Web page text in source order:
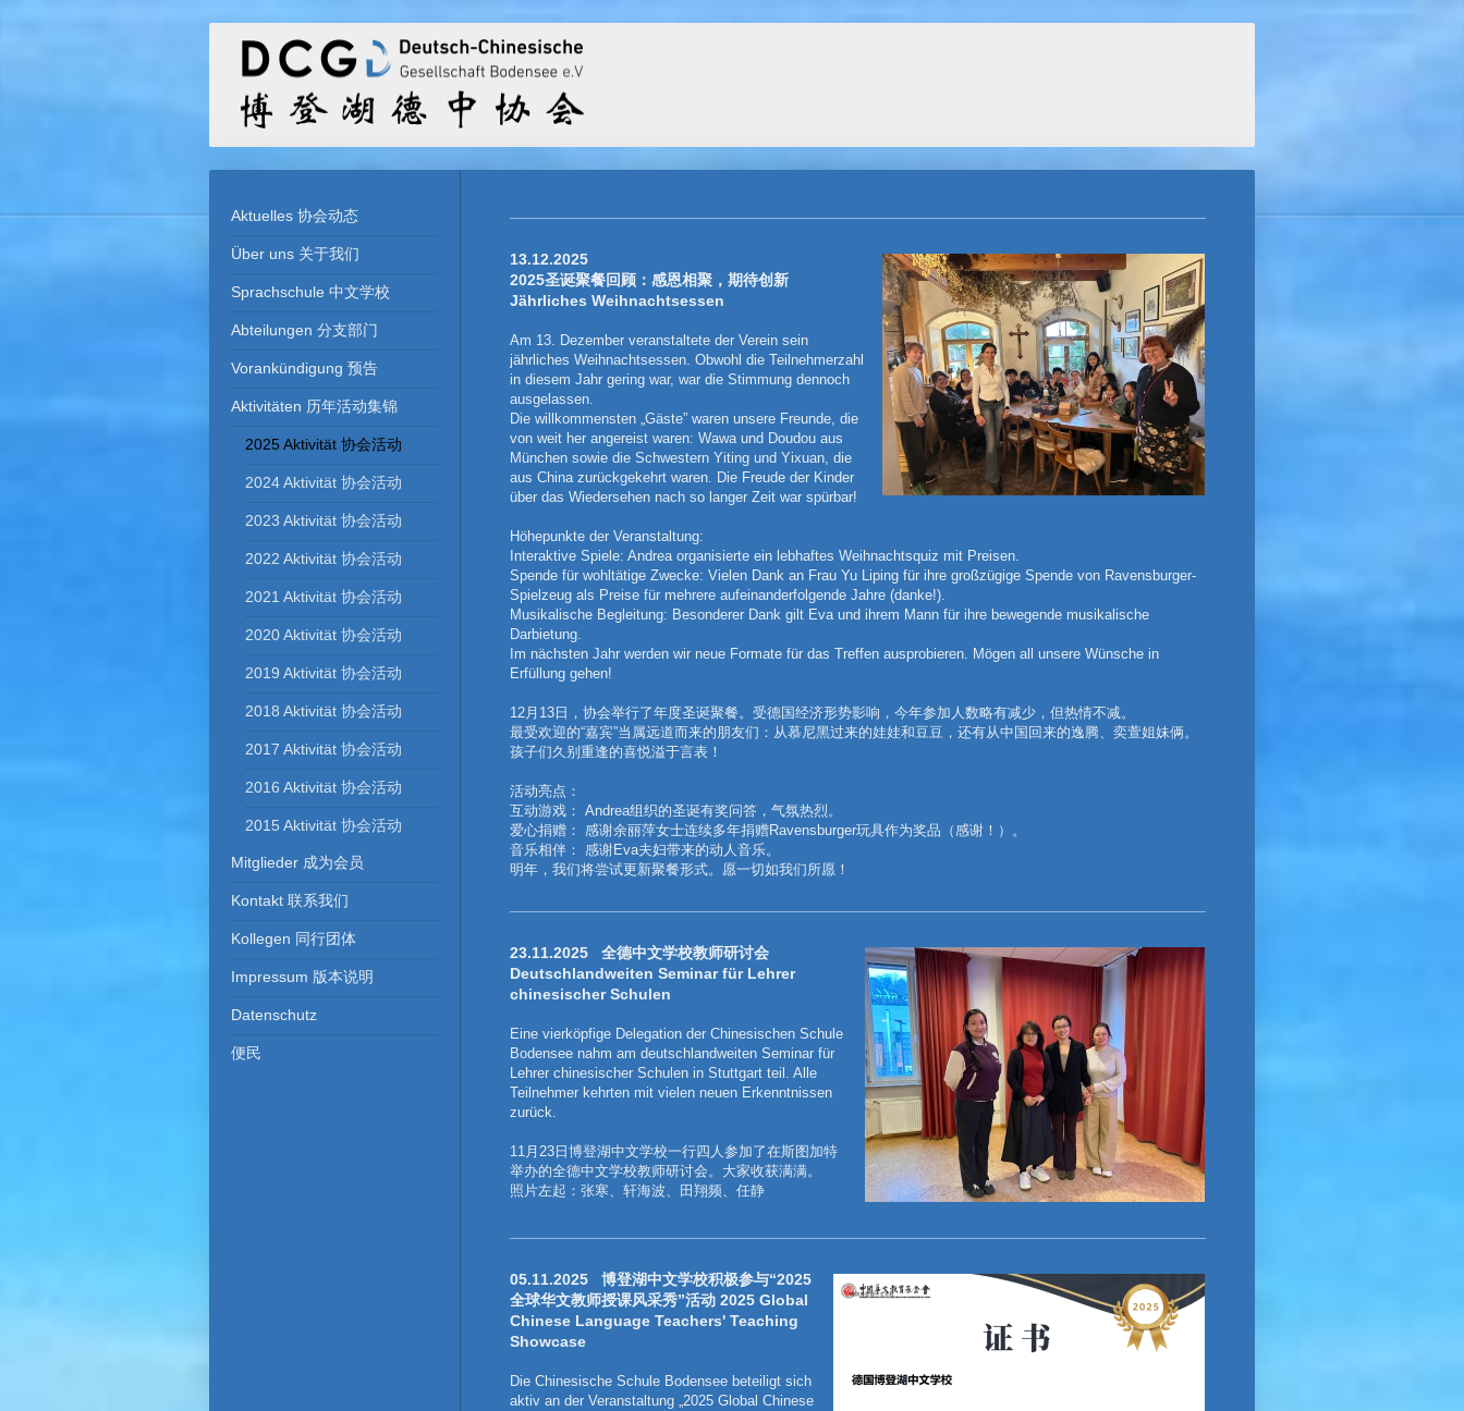
Aktuelles 协会动态
Über uns 关于我们
Sprachschule 中文学校
Abteilungen 分支部门
Vorankündigung 预告
Aktivitäten 历年活动集锦
2025 Aktivität 协会活动
2024 Aktivität 协会活动
2023 Aktivität 协会活动
2022 Aktivität 协会活动
2021 Aktivität 协会活动
2020 Aktivität 协会活动
2019 Aktivität 协会活动
2018 Aktivität 协会活动
2017 Aktivität 协会活动
2016 Aktivität 协会活动
2015 Aktivität 协会活动
Mitglieder 成为会员
Kontakt 联系我们
Kollegen 同行团体
Impressum 版本​说明
Datenschutz
便民
13.12.2025
2025圣诞聚餐回顾：感恩相聚，期待创新
Jährliches Weihnachtsessen
Am 13. Dezember veranstaltete der Verein sein
jährliches Weihnachtsessen. Obwohl die Teilnehmerzahl
in diesem Jahr gering war, war die Stimmung dennoch
ausgelassen.
Die willkommensten „Gäste” waren unsere Freunde, die
von weit her angereist waren: Wawa und Doudou aus
München sowie die Schwestern Yiting und Yixuan, die
aus China zurückgekehrt waren. Die Freude der Kinder
über das Wiedersehen nach so langer Zeit war spürbar!
Höhepunkte der Veranstaltung:
Interaktive Spiele: Andrea organisierte ein lebhaftes Weihnachtsquiz mit Preisen.
Spende für wohltätige Zwecke: Vielen Dank an Frau Yu Liping für ihre großzügige Spende von Ravensburger-
Spielzeug als Preise für mehrere aufeinanderfolgende Jahre (danke!).
Musikalische Begleitung: Besonderer Dank gilt Eva und ihrem Mann für ihre bewegende musikalische
Darbietung.
Im nächsten Jahr werden wir neue Formate für das Treffen ausprobieren. Mögen all unsere Wünsche in
Erfüllung gehen!
12月13日，协会举行了年度圣诞聚餐。受德国经济形势影响，今年参加人数略有减少，但热情不减。
最受欢迎的“嘉宾”当属远道而来的朋友们：从慕尼黑过来的娃娃和豆豆，还有从中国回来的逸腾、奕萱姐妹俩。
孩子们久别重逢的喜悦溢于言表！
活动亮点：
互动游戏： Andrea组织的圣诞有奖问答，气氛热烈。
爱心捐赠： 感谢余丽萍女士连续多年捐赠Ravensburger玩具作为奖品（感谢！）。
音乐相伴： 感谢Eva夫妇带来的动人音乐。
明年，我们将尝试更新聚餐形式。愿一切如我们所愿！
23.11.2025全德中文学校教师研讨会
Deutschlandweiten Seminar für Lehrer
chinesischer Schulen
Eine vierköpfige Delegation der Chinesischen Schule
Bodensee nahm am deutschlandweiten Seminar für
Lehrer chinesischer Schulen in Stuttgart teil. Alle
Teilnehmer kehrten mit vielen neuen Erkenntnissen
zurück.
11月23日博登湖中文学校一行四人参加了在斯图加特
举办的全德中文学校教师研讨会。大家收获满满。
照片左起：张寒、轩海波、田翔频、任静
05.11.2025博登湖中文学校积极参与“2025
全球华文教师授课风采秀”活动 2025 Global
Chinese Language Teachers' Teaching
Showcase
Die Chinesische Schule Bodensee beteiligt sich
aktiv an der Veranstaltung „2025 Global Chinese